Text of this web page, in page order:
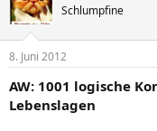
Schlumpfine
8. Juni 2012
AW: 1001 logische
Lebenslagen